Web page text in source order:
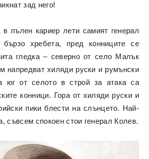
зад него!
пълен кариер лети самият генерал
бързо хребета, пред конниците се
гледка – северно от село Малък
напредват хиляди руски и румънски
юг от селото в строй за атака са
конници. Гора от хиляди руски и
пики блести на слънцето. Най-
съвсем спокоен стои генерал Колев.